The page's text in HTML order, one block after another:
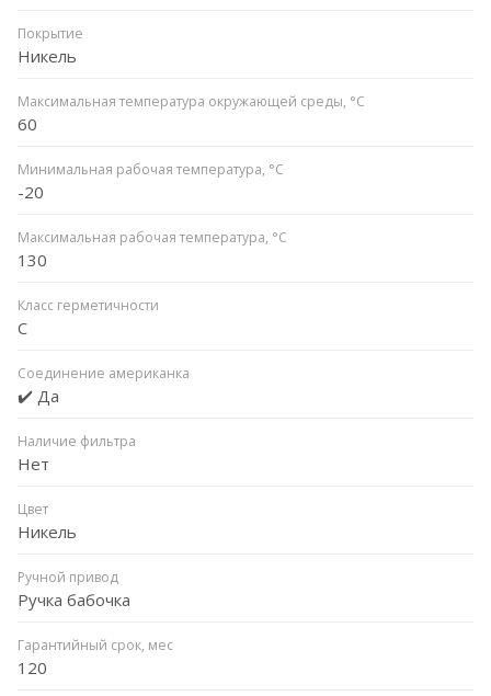
Покрытие
Никель
Максимальная температура окружающей среды, °С
60
Минимальная рабочая температура, °C
-20
Максимальная рабочая температура, °C
130
Класс герметичности
С
Соединение американка
✔️ Да
Наличие фильтра
Нет
Цвет
Никель
Ручной привод
Ручка бабочка
Гарантийный срок, мес
120